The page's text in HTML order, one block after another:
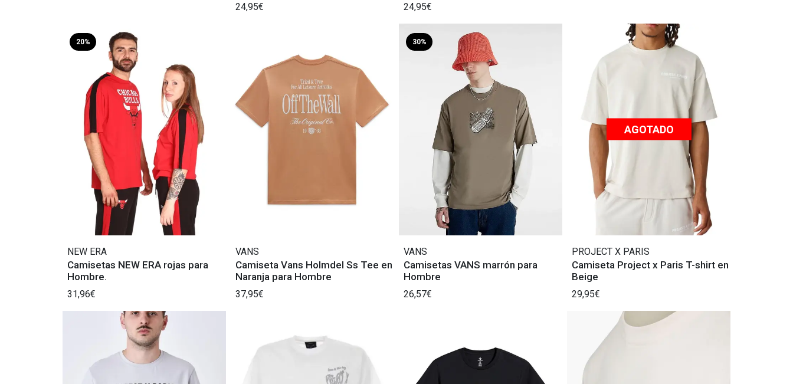
24,95€ 24,95€
20%
NEW ERA
Camisetas NEW ERA rojas para
Hombre.
31,96€
VANS
Camiseta Vans Holmdel Ss Tee en
Naranja para Hombre
37,95€
30%
VANS
Camisetas VANS marrón para
Hombre
26,57€
AGOTADO
PROJECT X PARIS
Camiseta Project x Paris T-shirt en
Beige
29,95€